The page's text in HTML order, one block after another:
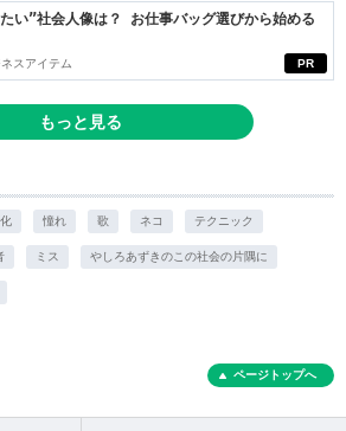
PR
い”社会人像は？ お仕事バッグ選びから始める
スアイテム
もっと見る
憧れ 歌 ネコ テクニック
ミス やしろあずきのこの社会の片隅に
ページトップへ